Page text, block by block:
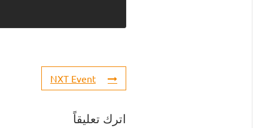
NXT Event
اترك تعليقاً